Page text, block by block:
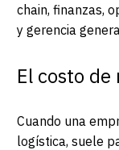
chain, finanzas,
y gerencia
El costo
Cuando una
logística, suele